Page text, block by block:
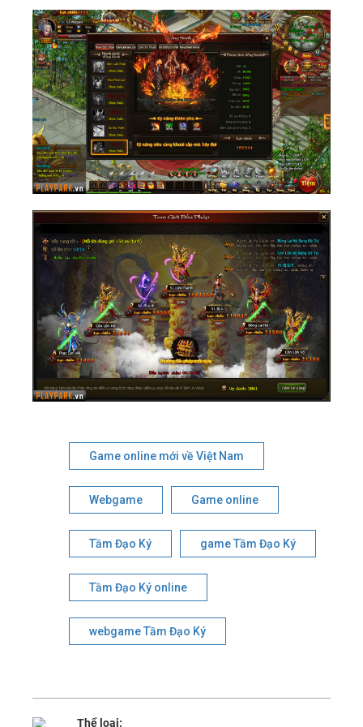
Game online mới về Việt Nam
Webgame Game online
Tầm Đạo Ký game Tầm Đạo Ký
Tầm Đạo Ký online
webgame Tầm Đạo Ký
Thể loại: